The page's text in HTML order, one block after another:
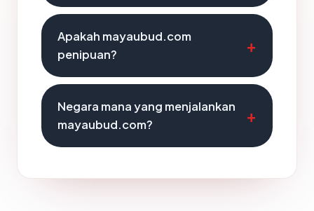
Apakah mayaubud.com
penipuan?
Negara mana yang menjalankan
mayaubud.com?